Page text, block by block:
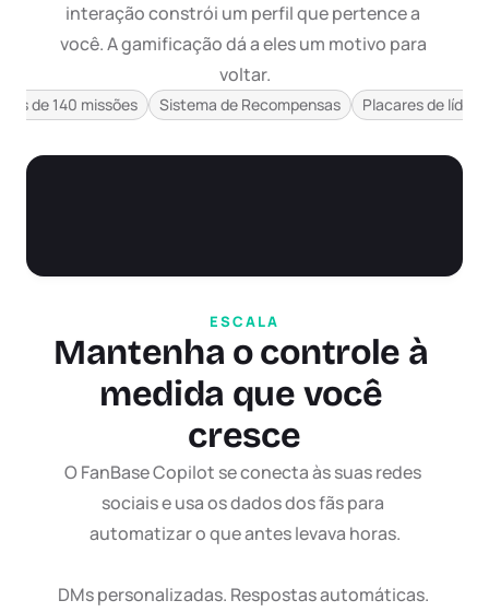
interação constrói um perfil que pertence a
você. A gamificação dá a eles um motivo para
voltar.
de 140 missões Sistema de Recompensas Placares de
ESCALA
Mantenha o controle à
medida que você
cresce
O FanBase Copilot se conecta às suas redes
sociais e usa os dados dos fãs para
automatizar o que antes levava horas.
DMs personalizadas. Respostas automáticas.
Ver tudo
Twitch